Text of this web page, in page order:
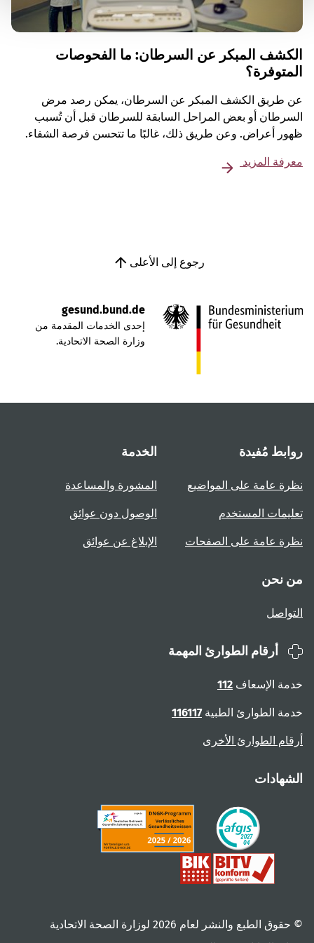
الكشف المبكر عن السرطان: ما الفحوصات
المتوفرة؟
عن طريق الكشف المبكر عن السرطان، يمكن رصد مرض
السرطان أو بعض المراحل السابقة للسرطان قبل أن تُسبب
ظهور أعراض. وعن طريق ذلك، غالبًا ما تتحسن فرصة الشفاء.
معرفة المزيد
رجوع إلى الأعلى
gesund.bund.de
إحدى الخدمات المقدمة من
وزارة الصحة الاتحادية.
روابط مُفيدة
نظرة عامة على المواضيع
تعليمات المستخدم
نظرة عامة على الصفحات
الخدمة
المشورة والمساعدة
الوصول دون عوائق
الإبلاغ عن عوائق
من نحن
التواصل
أرقام الطوارئ المهمة
خدمة الإسعاف 112
خدمة الطوارئ الطبية116117
أرقام الطوارئ الأخرى
الشهادات
© حقوق الطبع والنشر لعام ‎2026 لوزارة الصحة الاتحادية